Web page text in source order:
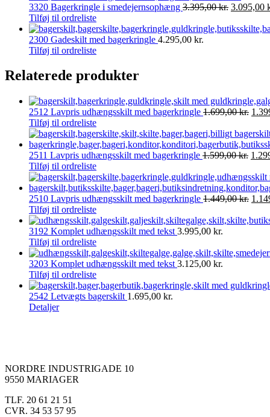
3320 Bagerkringle i smedejernsophæng 3.395,00kr. Den
pris
3.095,00
Tilføj til ordreliste
2300 Gadeskilt med bagerkringle 4.295,00 kr.
Tilføj til ordreliste
Relaterede produkter
2512 Lavpris udhængsskilt med bagerkringle 1.699,00kr. Den
pris
var:
Tilføj til ordreliste
2511 Lavpris udhængsskilt med bagerkringle 1.599,00kr. Den
pris
var:
Tilføj til ordreliste
2510 Lavpris udhængsskilt med bagerkringle 1.449,00kr. Den
pris
Tilføj til ordreliste
3192 Komplet udhængsskilt med tekst 3.995,00 kr.
Tilføj til ordreliste
3203 Komplet udhængsskilt med tekst 3.125,00 kr.
Tilføj til ordreliste
2542 Letvægts bagerskilt 1.695,00 kr.
Detaljer
NORDRE INDUSTRIGADE 10
9550 MARIAGER
TLF. 20 61 21 51
CVR. 34 53 57 95